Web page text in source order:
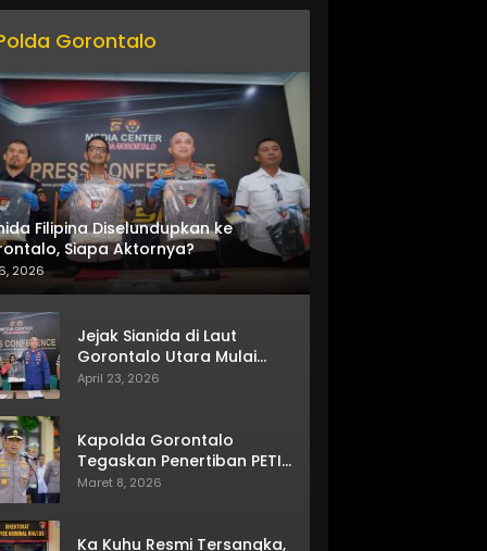
Gorontalo
Filipina Diselundupkan ke
Siapa Aktornya?
2026
Jejak Sianida di Laut
Gorontalo Utara Mulai
Terkuak
April 23, 2026
Kapolda Gorontalo
Tegaskan Penertiban PETI
Terus Berjalan
Maret 8, 2026
Ka Kuhu Resmi Tersangka,